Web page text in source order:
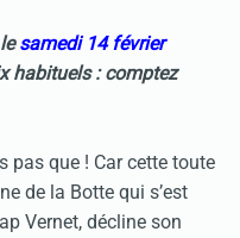
samedi 14 février
habituels : comptez
pas que ! Car cette toute
de la Botte qui s’est
Vernet, décline son